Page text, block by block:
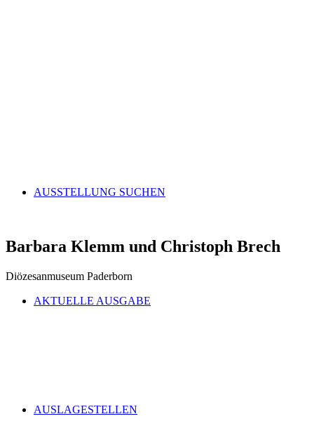
AUSSTELLUNG SUCHEN
AKTUELLE AUSGABE
AUSLAGESTELLEN
Barbara Klemm und Christoph Brech
Diözesanmuseum Paderborn